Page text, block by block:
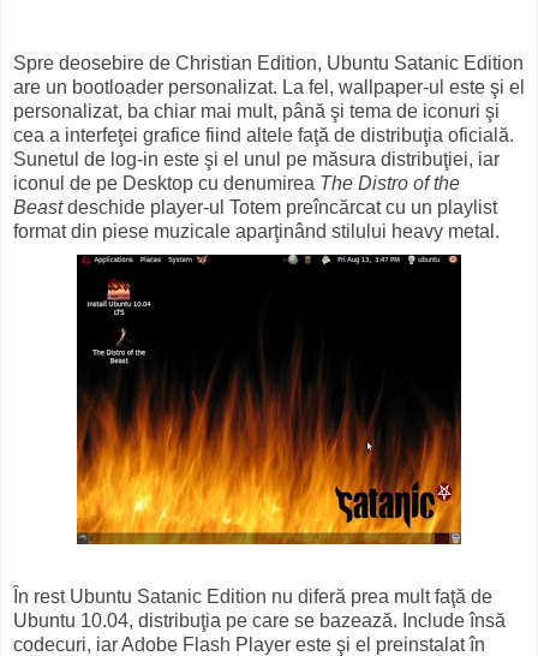
Spre deosebire de Christian Edition, Ubuntu Satanic Edition
are un bootloader personalizat. La fel, wallpaper-ul este şi el
personalizat, ba chiar mai mult, până şi tema de iconuri şi
cea a interfeţei grafice fiind altele faţă de distribuţia oficială.
Sunetul de log-in este şi el unul pe măsura distribuţiei, iar
iconul de pe Desktop cu denumirea The Distro of the
Beastdeschide player-ul Totem preîncărcat cu un playlist
format din piese muzicale aparţinând stilului heavy metal.
În rest Ubuntu Satanic Edition nu diferă prea mult faţă de
Ubuntu 10.04, distribuţia pe care se bazează. Include însă
codecuri, iar Adobe Flash Player este şi el preinstalat în